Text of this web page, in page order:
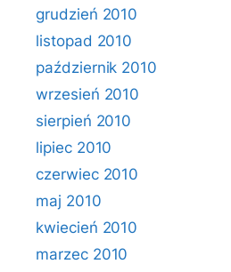
grudzień 2010
listopad 2010
październik 2010
wrzesień 2010
sierpień 2010
lipiec 2010
czerwiec 2010
maj 2010
kwiecień 2010
marzec 2010